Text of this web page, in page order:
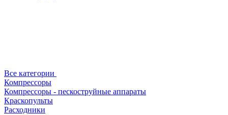
Все категории
Компрессоры
Компрессоры - пескоструйные аппараты
Краскопульты
Расходники